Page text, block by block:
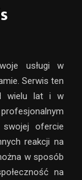
usługi w
Serwis ten
wielu lat i w
ofercie
reakcji na
w sposób
na